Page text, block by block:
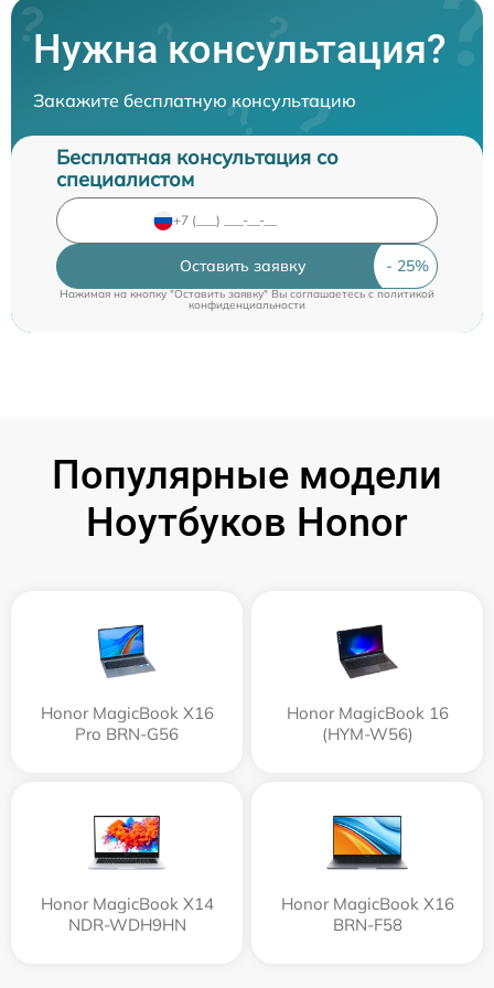
Нужна консультация?
Закажите бесплатную консультацию
Бесплатная консультация со
специалистом
Оставить заявку
Нажимая на кнопку "Оставить заявку" Вы соглашаетесь cполитикой
конфиденциальности
Популярные модели
Ноутбуков Honor
Honor MagicBook X16
Pro BRN-G56
Honor MagicBook 16
(HYM-W56)
Honor MagicBook X14
NDR-WDH9HN
Honor MagicBook X16
BRN-F58